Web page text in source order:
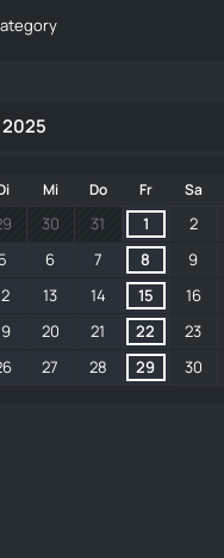
Mi Do Fr Sa
30 31 1 2
5 6 7 8 9
13 14 15 16
20 21 22 23
27 28 29 30